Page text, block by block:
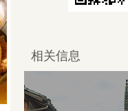
相关信息